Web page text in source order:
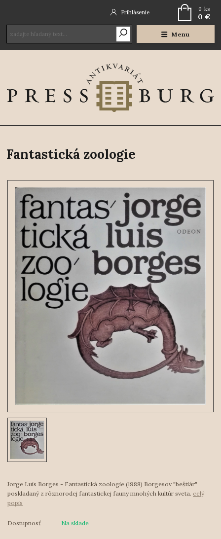
Menu
Prihlásenie 0 ks
0 €
Fantastická zoologie
Jorge Luis Borges - Fantastická zoologie (1988) Borgesov "beštiár"
poskladaný z rôznorodej fantastickej fauny mnohých kultúr sveta. celý
popis
Dostupnosť Na sklade